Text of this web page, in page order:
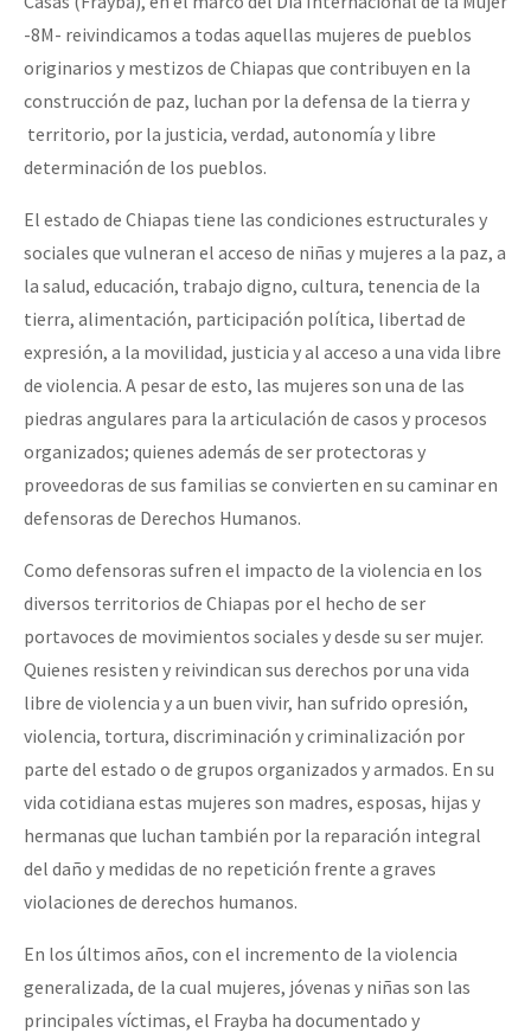
-8M- reivindicamos a todas aquellas mujeres de pueblos
originarios y mestizos de Chiapas que contribuyen en la
construcción de paz, luchan por la defensa de la tierra y
territorio, por la justicia, verdad, autonomía y libre
determinación de los pueblos.
El estado de Chiapas tiene las condiciones estructurales y
sociales que vulneran el acceso de niñas y mujeres a la paz, a
la salud, educación, trabajo digno, cultura, tenencia de la
tierra, alimentación, participación política, libertad de
expresión, a la movilidad, justicia y al acceso a una vida libre
de violencia. A pesar de esto, las mujeres son una de las
piedras angulares para la articulación de casos y procesos
organizados; quienes además de ser protectoras y
proveedoras de sus familias se convierten en su caminar en
defensoras de Derechos Humanos.
Como defensoras sufren el impacto de la violencia en los
diversos territorios de Chiapas por el hecho de ser
portavoces de movimientos sociales y desde su ser mujer.
Quienes resisten y reivindican sus derechos por una vida
libre de violencia y a un buen vivir, han sufrido opresión,
violencia, tortura, discriminación y criminalización por
parte del estado o de grupos organizados y armados. En su
vida cotidiana estas mujeres son madres, esposas, hijas y
hermanas que luchan también por la reparación integral
del daño y medidas de no repetición frente a graves
violaciones de derechos humanos.
En los últimos años, con el incremento de la violencia
generalizada, de la cual mujeres, jóvenas y niñas son las
principales víctimas, el Frayba ha documentado y